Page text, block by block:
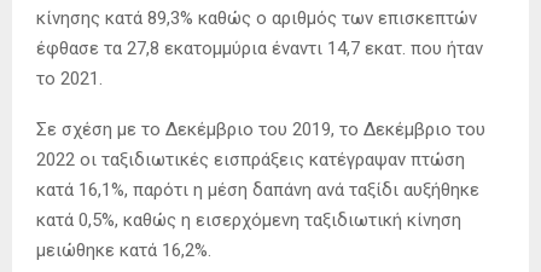
κίνησης κατά 89,3% καθώς ο αριθμός των επισκεπτών
έφθασε τα 27,8 εκατομμύρια έναντι 14,7 εκατ. που ήταν
το 2021.
Σε σχέση με το Δεκέμβριο του 2019, το Δεκέμβριο του
2022 οι ταξιδιωτικές εισπράξεις κατέγραψαν πτώση
κατά 16,1%, παρότι η μέση δαπάνη ανά ταξίδι αυξήθηκε
κατά 0,5%, καθώς η εισερχόμενη ταξιδιωτική κίνηση
μειώθηκε κατά 16,2%.